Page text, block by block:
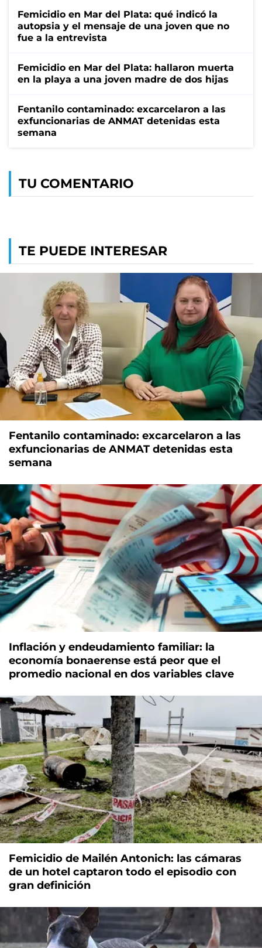
Femicidio en Mar del Plata: qué indicó la
autopsia y el mensaje de una joven que no
fue a la entrevista
Femicidio en Mar del Plata: hallaron muerta
en la playa a una joven madre de dos hijas
Fentanilo contaminado: excarcelaron a las
exfuncionarias de ANMAT detenidas esta
semana
TU COMENTARIO
TE PUEDE INTERESAR
Fentanilo contaminado: excarcelaron a las
exfuncionarias de ANMAT detenidas esta
semana
Inflación y endeudamiento familiar: la
economía bonaerense está peor que el
promedio nacional en dos variables clave
Femicidio de Mailén Antonich: las cámaras
de un hotel captaron todo el episodio con
gran definición